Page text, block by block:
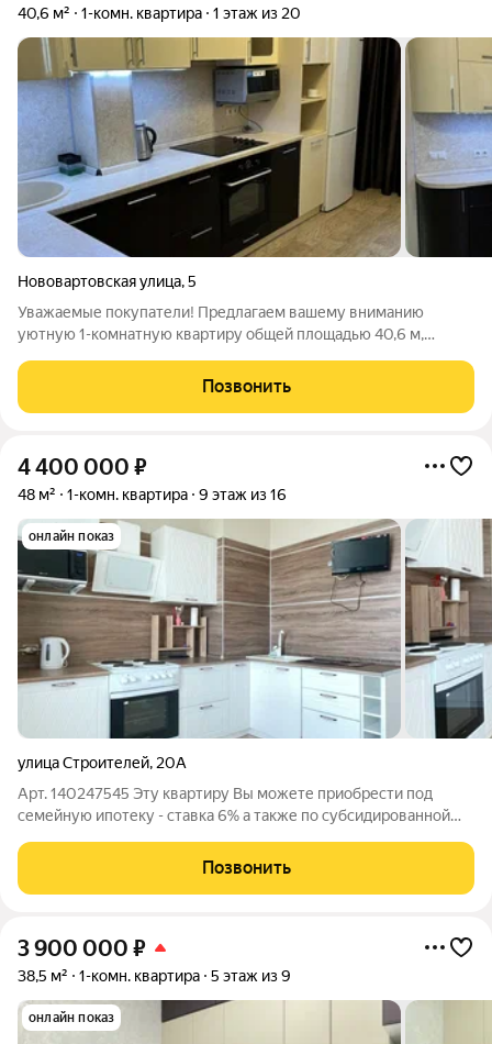
40,6 м² 1-комн. квартира 1 этаж из 20
Нововартовская улица,5
Уважаемые покупатели! Предлагаем вашему вниманию
уютную 1-комнатную квартиру общей площадью 40,6 м,
по адресу: г. Нижневартовск, ул. Нововартовская, д. 5.
Позвонить
4 400 000 ₽
48 м² 1-комн. квартира 9 этаж из 16
онлайн показ
улица Строителей, 20А
Арт. 140247545 Эту квартиру Вы можете приобрести под
семейную ипотеку - ставка 6% а также по субсидированной
1-комнатную квартиру в новом доме (Нижневартовск, ул.
Строителей, 20а) Юридическая
Позвонить
3 900 000 ₽
38,5 м² 1-комн. квартира 5 этаж из 9
онлайн показ